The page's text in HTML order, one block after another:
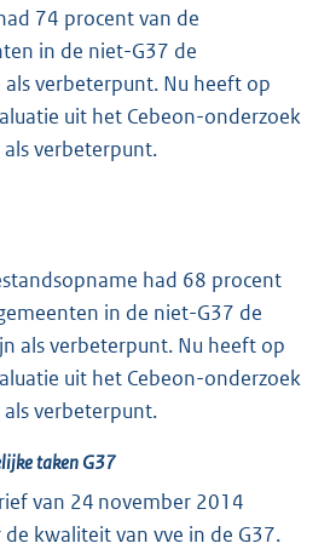
74 procent van de
in de niet-G37 de
verbeterpunt. Nu heeft op
uit het Cebeon-onderzoek
verbeterpunt.
had 68 procent
in de niet-G37 de
als verbeterpunt. Nu heeft op
uit het Cebeon-onderzoek
verbeterpunt.
taken G37
van 24 november 2014
kwaliteit van vve in de G37.